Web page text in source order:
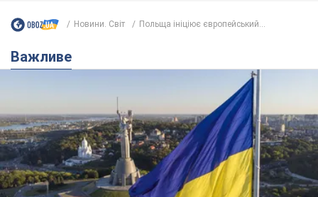
Новини. Світ Польща ініціює європейський...
Важливе